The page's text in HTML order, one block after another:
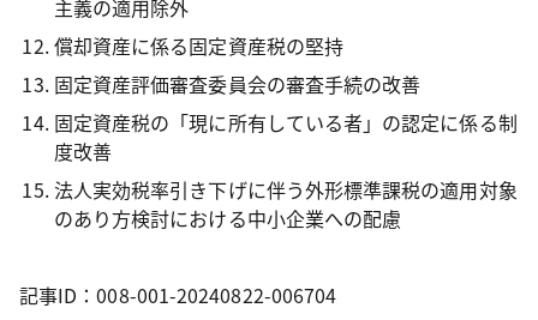
主義の適用除外
償却資産に係る固定資産税の堅持
固定資産評価審査委員会の審査手続の改善
固定資産税の「現に所有している者」の認定に係る制
度改善
法人実効税率引き下げに伴う外形標準課税の適用対象
のあり方検討における中小企業への配慮
記事ID：008-001-20240822-006704